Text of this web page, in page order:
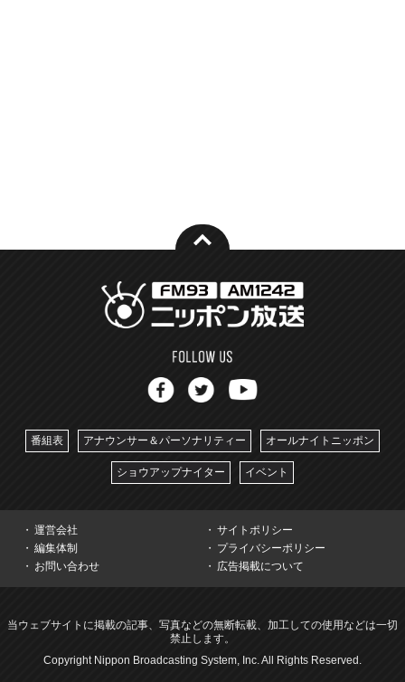
番組表 アナウンサー＆パーソナリティー オールナイトニッポン
ショウアップナイター イベント
運営会社
サイトポリシー
編集体制
プライバシーポリシー
お問い合わせ
広告掲載について
当ウェブサイトに掲載の記事、写真などの無断転載、加工しての使用などは一切
禁止します。
Copyright Nippon Broadcasting System, Inc. All Rights Reserved.